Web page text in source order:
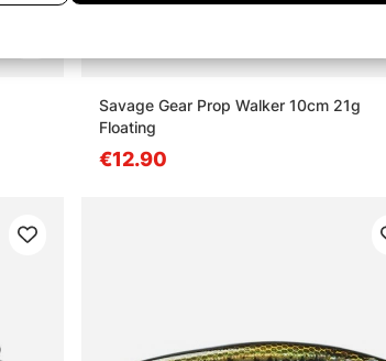
Savage Gear Prop Walker 10cm 21g
Floating
€12.90